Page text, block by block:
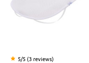
5/5 (3 reviews)